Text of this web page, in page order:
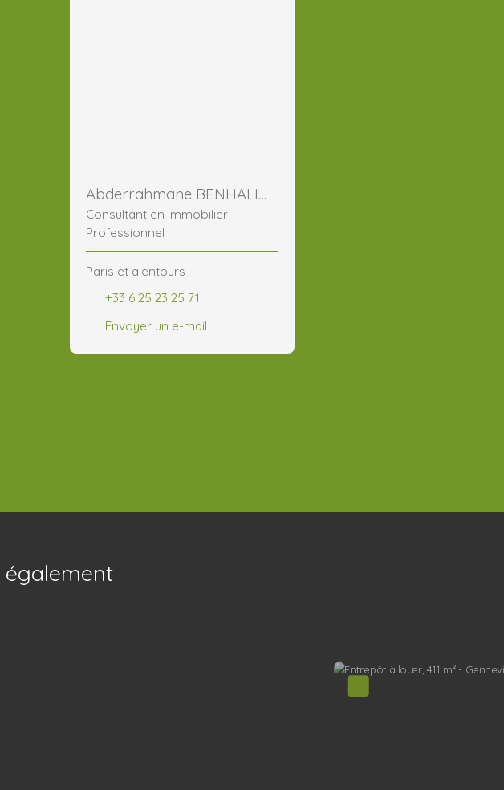
Abderrahmane BENHALIMA
Consultant en Immobilier
Professionnel
Paris et alentours
+33 6 25 23 25 71
Envoyer un e-mail
également